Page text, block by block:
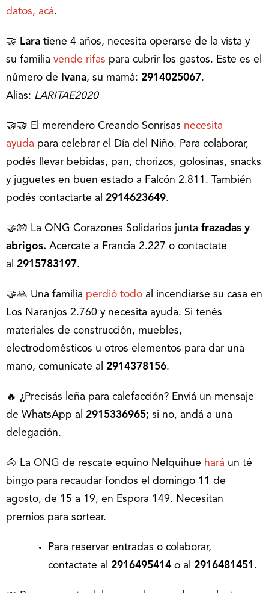
datos, acá.
🤝 Lara tiene 4 años, necesita operarse de la vista y
su familia vende rifas para cubrir los gastos. Este es el
número de
Ivana, su mamá: 2914025067.
Alias: LARITAE2020
🤝🤝 El merendero Creando Sonrisas necesita
ayuda para celebrar el Día del Niño. Para colaborar,
podés llevar bebidas, pan, chorizos, golosinas, snacks
y juguetes en buen estado a Falcón 2.811. También
podés contactarte al 2914623649.
🤝🧤 La ONG Corazones Solidarios junta frazadas y
abrigos. Acercate a Francia 2.227 o contactate
al 2915783197.
🤝🙏 Una familia perdió todo al incendiarse su casa en
Los Naranjos 2.760 y necesita ayuda. Si tenés
materiales de construcción, muebles,
electrodomésticos u otros elementos para dar una
mano, comunicate al
2914378156.
🔥 ¿Precisás leña para calefacción? Enviá un mensaje
de WhatsApp al 2915336965; si no, andá a una
delegación.
🐴 La ONG de rescate equino Nelquihue hará un té
bingo para recaudar fondos el domingo 11 de
agosto, de 15 a 19, en Espora 149. Necesitan
premios para sortear.
Para reservar entradas o colaborar,
contactate al 2916495414 o al 2916481451 .